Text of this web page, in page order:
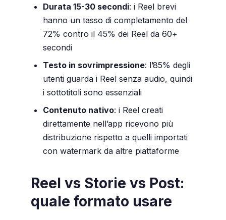
Durata 15-30 secondi: i Reel brevi
hanno un tasso di completamento del
72% contro il 45% dei Reel da 60+
secondi
Testo in sovrimpressione: l’85% degli
utenti guarda i Reel senza audio, quindi
i sottotitoli sono essenziali
Contenuto nativo: i Reel creati
direttamente nell’app ricevono più
distribuzione rispetto a quelli importati
con watermark da altre piattaforme
Reel vs Storie vs Post:
quale formato usare